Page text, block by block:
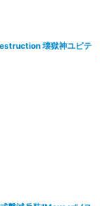
壊獄神ユピテ